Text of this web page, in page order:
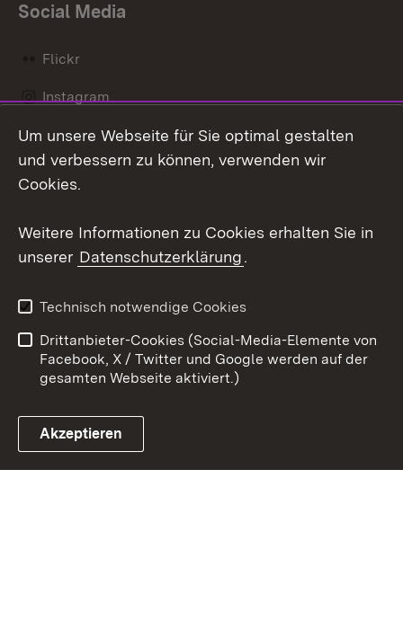
Social Media
Flickr
Instagram
Social Wall
Link zum Landesportal
Barrierefreiheit
Benutzungshinweise
Impressum
Cookies
Um unsere Webseite für Sie optimal gestalten
und verbessern zu können, verwenden wir
Cookies.
Weitere Informationen zu Cookies erhalten Sie in
unserer Datenschutzerklärung.
Technisch notwendige Cookies
Drittanbieter-Cookies (Social-Media-Elemente von
Facebook, X / Twitter und Google werden auf der
gesamten Webseite aktiviert.)
Akzeptieren